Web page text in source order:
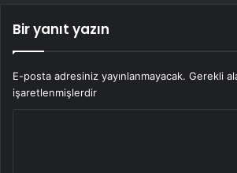
Bir yanıt yazın
E-posta adresiniz yayınlanmayacak. Gerekli
işaretlenmişlerdir